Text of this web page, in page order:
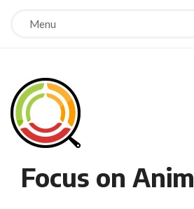
Menu
Focus on